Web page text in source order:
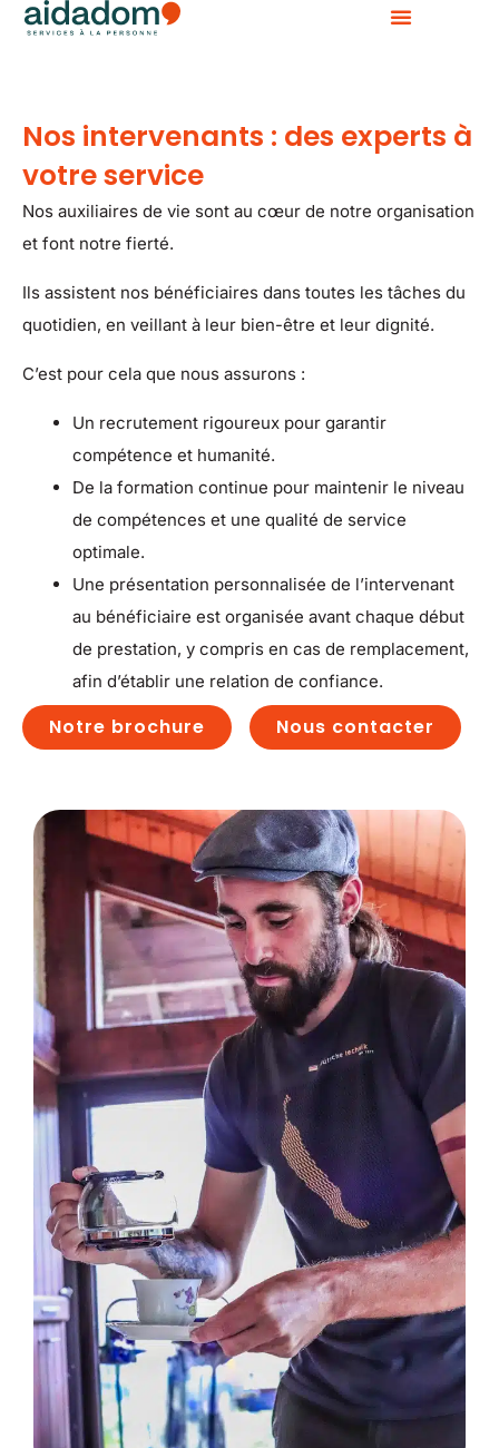
Aller
Nos intervenants : des experts à
votre service
Nos auxiliaires de vie sont au cœur de notre organisation
et font notre fierté.
Ils assistent nos bénéficiaires dans toutes les tâches du
quotidien, en veillant à leur bien-être et leur dignité.
C’est pour cela que nous assurons :
Un recrutement rigoureux pour garantir
compétence et humanité.
De la formation continue pour maintenir le niveau
de compétences et une qualité de service
optimale.
Une présentation personnalisée de l’intervenant
au bénéficiaire est organisée avant chaque début
de prestation, y compris en cas de remplacement,
afin d’établir une relation de confiance.
Notre brochure Nous contacter